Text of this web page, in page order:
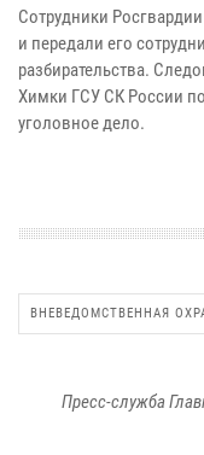
Сотрудники
и передали его
разбирательства.
Химки ГСУ СК России
уголовное дело.
ВНЕВЕДОМСТВЕННАЯ
Пресс-служба